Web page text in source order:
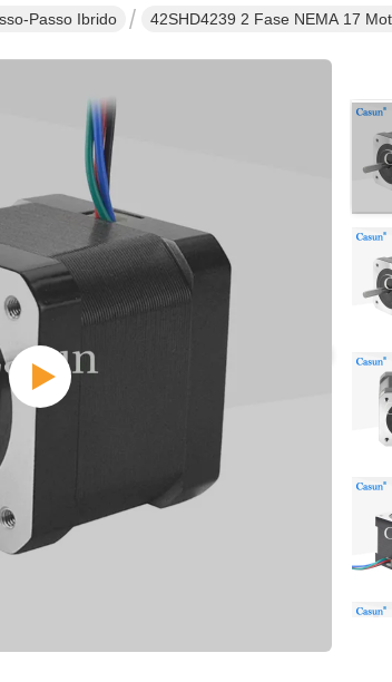
Passo Ibrido 42SHD4239 2 Fase NEMA 17